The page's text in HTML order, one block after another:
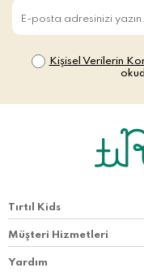
Kişisel Verilerin
Tırtıl Kids
Müşteri Hizmetleri
Yardım